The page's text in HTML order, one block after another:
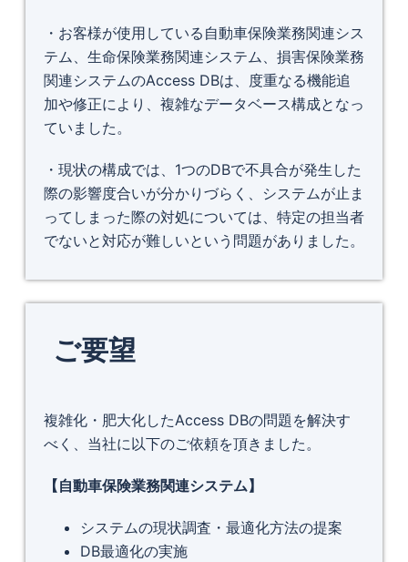
・お客様が使用している自動車保険業務関連シス
テム、生命保険業務関連システム、損害保険業務
関連システムのAccess DBは、度重なる機能追
加や修正により、複雑なデータベース構成となっ
ていました。
・現状の構成では、1つのDBで不具合が発生した
際の影響度合いが分かりづらく、システムが止ま
ってしまった際の対処については、特定の担当者
でないと対応が難しいという問題がありました。
ご要望
複雑化・肥大化したAccess DBの問題を解決す
べく、当社に以下のご依頼を頂きました。
【自動車保険業務関連システム】
システムの現状調査・最適化方法の提案
DB最適化の実施